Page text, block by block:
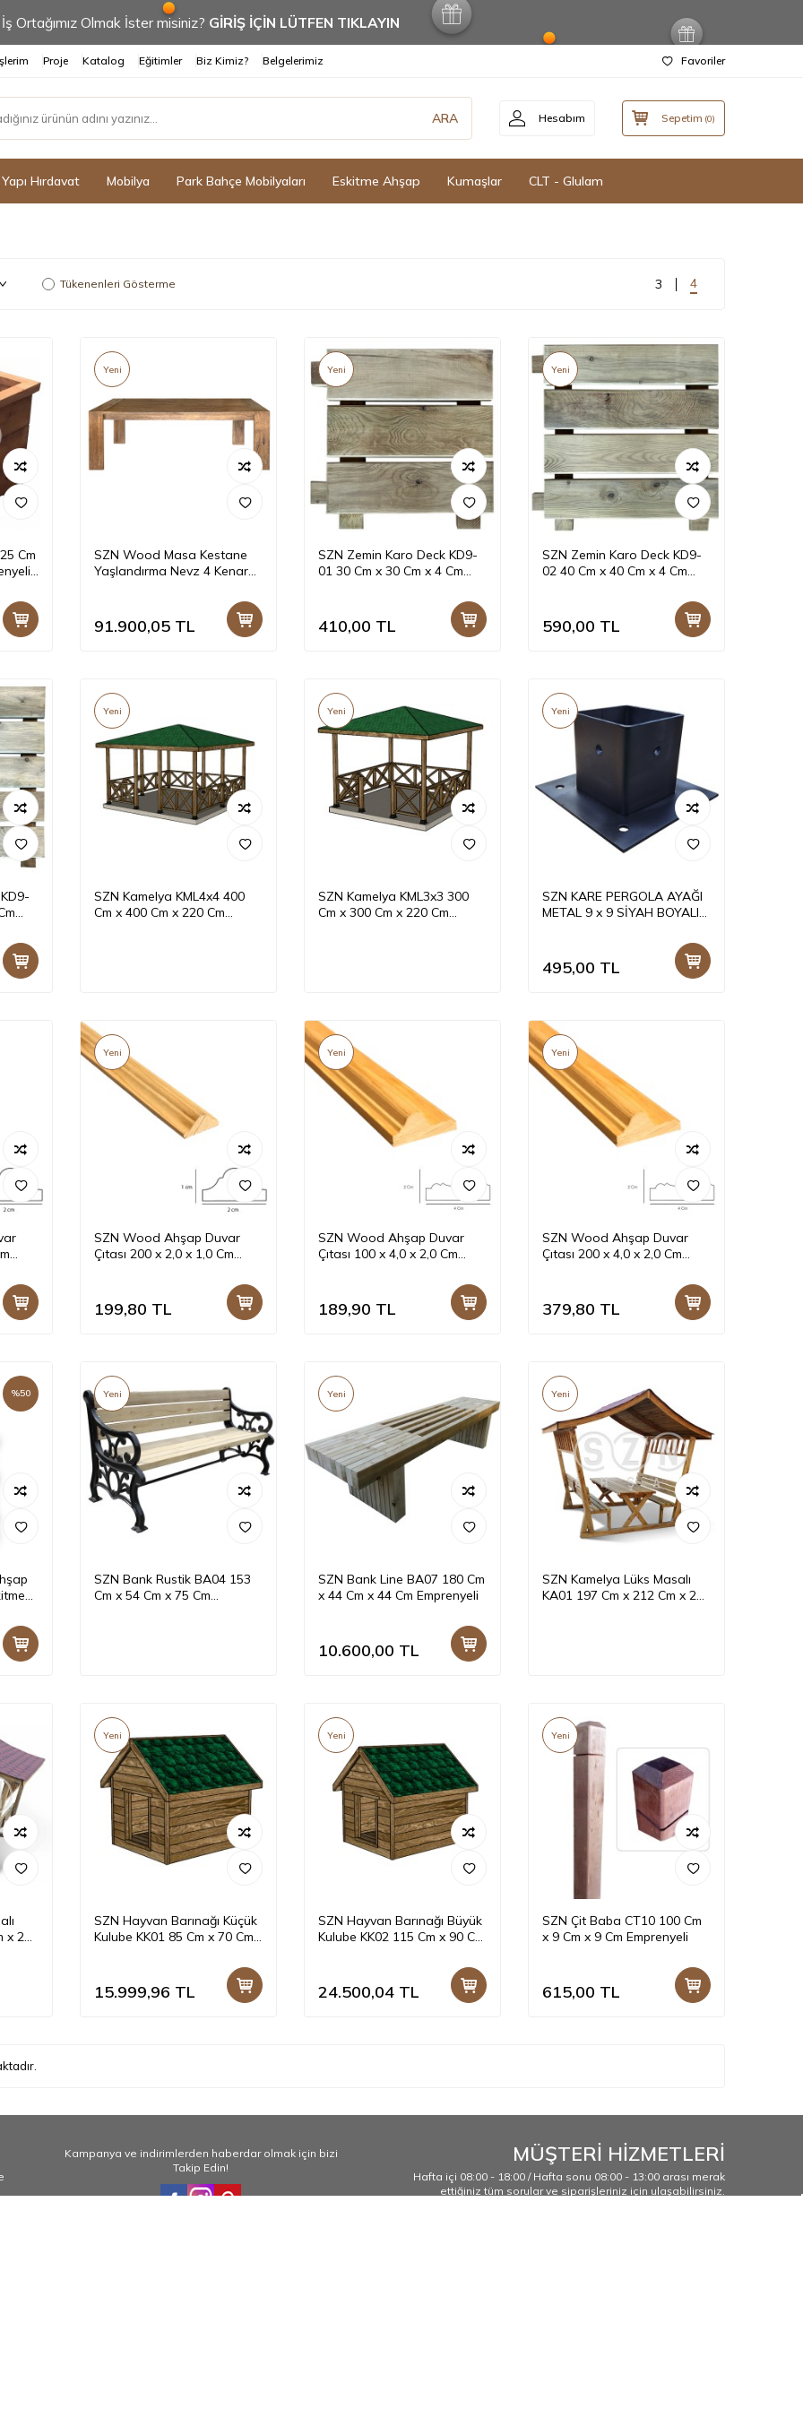
İş Ortağımız Olmak İster misiniz? GİRİŞ İÇİN LÜTFEN TIKLAYIN
Proje Katalog Eğitimler Biz Kimiz? Belgelerimiz Favoriler
ARA Hesabım Sepetim (0)
Yapı Hırdavat Mobilya Park Bahçe Mobilyaları Eskitme Ahşap Kumaşlar CLT - Glulam
Tükenenleri Gösterme 3 4
Cm
Yeni
SZN Wood Masa Kestane
Yaşlandırma Nevz 4 Kenar
Mat -- 220 x 100 x 78 cm
91.900,05 TL
Yeni
SZN Zemin Karo Deck KD9-
01 30 Cm x 30 Cm x 4 Cm
410,00 TL
Yeni
SZN Zemin Karo Deck KD9-
02 40 Cm x 40 Cm x 4 Cm
590,00 TL
Yeni
SZN Kamelya KML4x4 400
Cm x 400 Cm x 220 Cm
Yeni
SZN Kamelya KML3x3 300
Cm x 300 Cm x 220 Cm
Yeni
SZN KARE PERGOLA AYAĞI
METAL 9 x 9 SİYAH BOYALI
495,00 TL
Yeni
SZN Wood Ahşap Duvar
Çıtası 200 x 2,0 x 1,0 Cm
199,80 TL
Yeni
SZN Wood Ahşap Duvar
Çıtası 100 x 4,0 x 2,0 Cm
189,90 TL
Yeni
SZN Wood Ahşap Duvar
Çıtası 200 x 4,0 x 2,0 Cm
379,80 TL
%50 Yeni
SZN Bank Rustik BA04 153
Cm x 54 Cm x 75 Cm
Yeni
SZN Bank Line BA07 180 Cm
x 44 Cm x 44 Cm Emprenyeli
10.600,00 TL
Yeni
SZN Kamelya Lüks Masalı
KA01 197 Cm x 212 Cm x 266
266
Yeni
SZN Hayvan Barınağı Küçük
Kulube KK01 85 Cm x 70 Cm
15.999,96 TL
Yeni
SZN Hayvan Barınağı Büyük
Kulube KK02 115 Cm x 90 Cm
24.500,04 TL
Yeni
SZN Çit Baba CT10 100 Cm
x 9 Cm x 9 Cm Emprenyeli
615,00 TL
Kampanya ve indirimlerden haberdar olmak için bizi
Takip Edin!
MÜŞTERİ HİZMETLERİ
Hafta içi 08:00 - 18:00 / Hafta sonu 08:00 - 13:00 arası merak
ettiğiniz tüm sorular ve siparişleriniz için ulaşabilirsiniz.